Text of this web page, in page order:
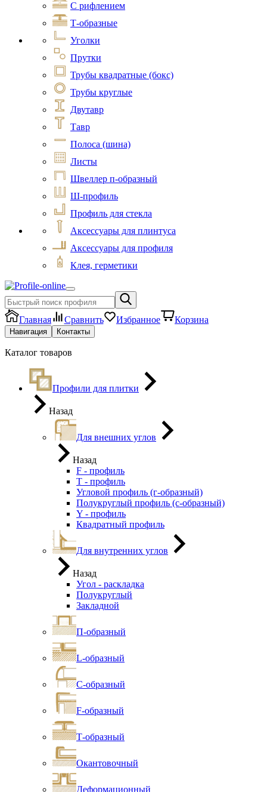
С рифлением
Т-образные
Уголки
Прутки
Трубы квадратные (бокс)
Трубы круглые
Двутавр
Тавр
Полоса (шина)
Листы
Швеллер п-образный
Ш-профиль
Профиль для стекла
Аксессуары для плинтуса
Аксессуары для профиля
Клея, герметики
Главная Сравнить Избранное Корзина
Навигация Контакты
Каталог товаров
Профили для плитки
Назад
Для внешних углов
Назад
F - профиль
Т - профиль
Угловой профиль (г-образный)
Полукруглый профиль (с-образный)
Y - профиль
Квадратный профиль
Для внутренних углов
Назад
Угол - раскладка
Полукруглый
Закладной
П-образный
L-образный
С-образный
F-образный
Т-образный
Окантовочный
Деформационный